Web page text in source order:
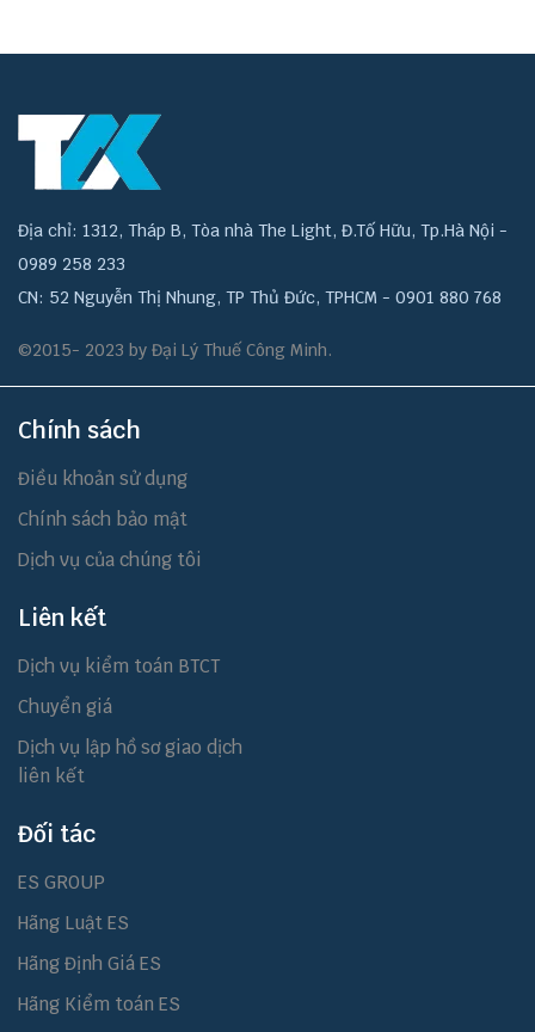
Địa chỉ: 1312, Tháp B, Tòa nhà The Light, Đ.Tố Hữu, Tp.Hà Nội -
0989 258 233
CN: 52 Nguyễn Thị Nhung, TP Thủ Đức, TPHCM - 0901 880 768
©2015- 2023 by Đại Lý Thuế Công Minh.
Chính sách
Điều khoản sử dụng
Chính sách bảo mật
Dịch vụ của chúng tôi
Liên kết
Dịch vụ kiểm toán BTCT
Chuyển giá
Dịch vụ lập hồ sơ giao dịch
liên kết
Đối tác
ES GROUP
Hãng Luật ES
Hãng Định Giá ES
Hãng Kiểm toán ES